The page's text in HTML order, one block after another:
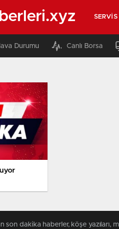
SERVIS
Durumu Canlı Borsa
son dakika haberler, köşe